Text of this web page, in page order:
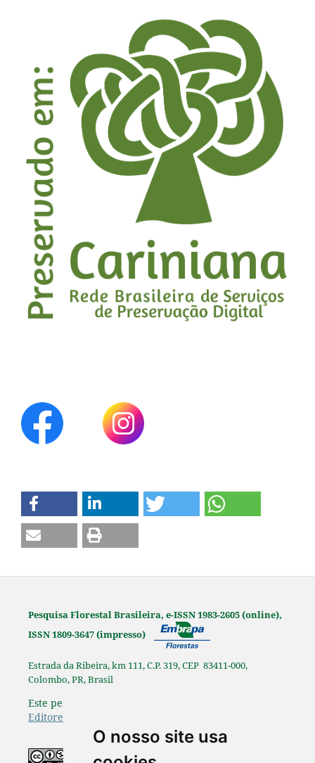
O nosso site usa
Pesquisa Florestal Brasileira, e-ISSN 1983-2605 (online),
ISSN 1809-3647 (impresso)
Estrada da Ribeira, km 111, C.P. 319, CEP 83411-000,
Colombo, PR, Brasil
Este periódico é afiliado à
Editores Científicos
Os originais publicados na Pesquisa